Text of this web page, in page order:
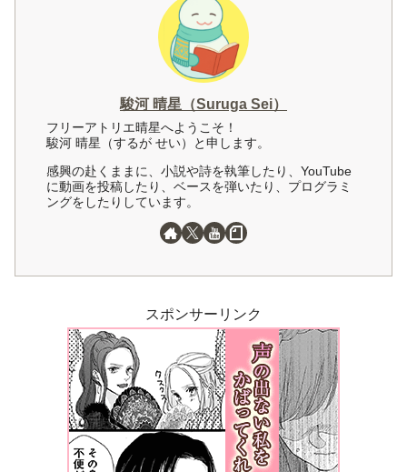
駿河 晴星（Suruga Sei）
フリーアトリエ晴星へようこそ！
駿河 晴星（するが せい）と申します。
感興の赴くままに、小説や詩を執筆したり、YouTube
に動画を投稿したり、ベースを弾いたり、プログラミ
ングをしたりしています。
スポンサーリンク